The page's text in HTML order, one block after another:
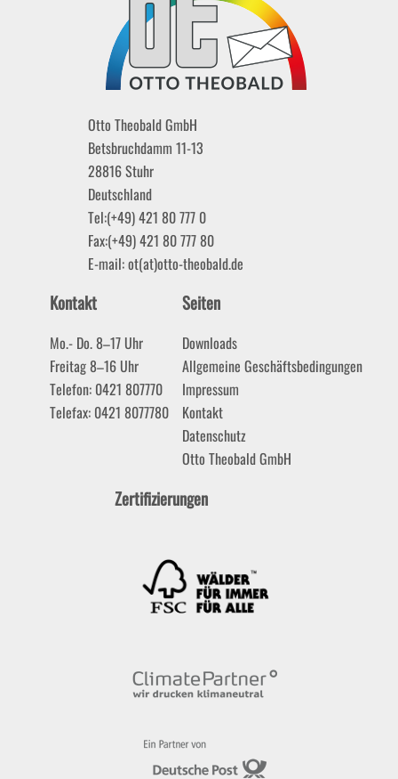
Otto Theobald GmbH
Betsbruchdamm 11-13
28816Stuhr
Deutschland
Tel:(+49) 421 80 777 0
Fax:(+49) 421 80 777 80
E-mail:ot(at)otto-theobald.de
Kontakt
Mo.- Do. 8–17 Uhr
Freitag 8–16 Uhr
Telefon: 0421 807770
Telefax: 0421 8077780
Seiten
Downloads
Allgemeine Geschäftsbedingungen
Impressum
Kontakt
Datenschutz
Otto Theobald GmbH
Zertifizierungen